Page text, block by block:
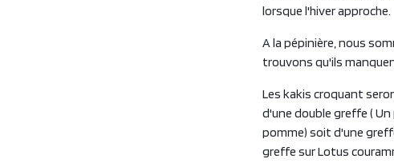
lorsque l'hiver approche.
A la pépinière, nous
trouvons qu'ils
Les kakis croquant
d'une double greffe (
pomme) soit d'une
greffe sur Lotus